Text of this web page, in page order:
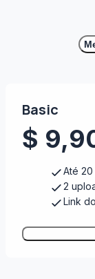
Basic
$
Até
2
Link